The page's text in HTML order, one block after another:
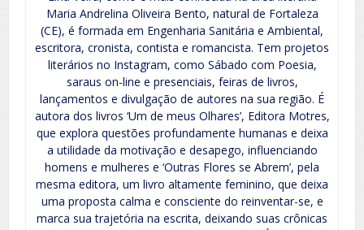
Maria Andrelina Oliveira Bento, natural de Fortaleza
(CE), é formada em Engenharia Sanitária e Ambiental,
escritora, cronista, contista e romancista. Tem projetos
literários no Instagram, como Sábado com Poesia,
saraus on-line e presenciais, feiras de livros,
lançamentos e divulgação de autores na sua região. É
autora dos livros ‘Um de meus Olhares’, Editora Motres,
que explora questões profundamente humanas e deixa
a utilidade da motivação e desapego, influenciando
homens e mulheres e ‘Outras Flores se Abrem’, pela
mesma editora, um livro altamente feminino, que deixa
uma proposta calma e consciente do reinventar-se, e
marca sua trajetória na escrita, deixando suas crônicas